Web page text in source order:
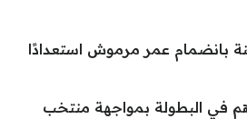
بانضمام عمر مرموش استعدادًا
في البطولة بمواجهة منتخب